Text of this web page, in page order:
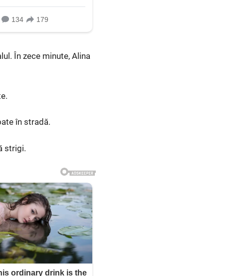
În zece minute, Alina
în stradă.
strigi.